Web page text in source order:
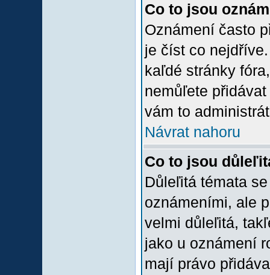
Co to jsou
Oznámení často
je číst co
kaľdé stránky
nemůľete
vám to
Návrat nahoru
Co to jsou
Důleľitá témata
oznámeními, ale
velmi důleľitá,
jako u oznámení
mají právo